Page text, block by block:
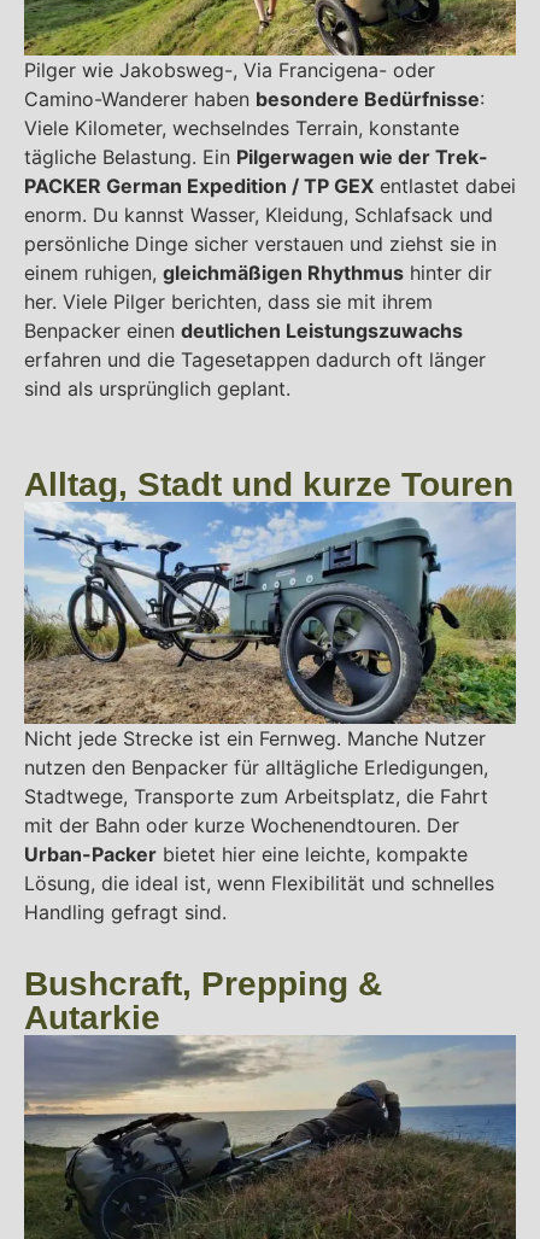
Pilger wie Jakobsweg-, Via Francigena- oder
Camino-Wanderer haben besondere Bedürfnisse:
Viele Kilometer, wechselndes Terrain, konstante
tägliche Belastung. Ein Pilgerwagen wie der Trek-
PACKER German Expedition / TP GEX entlastet dabei
enorm. Du kannst Wasser, Kleidung, Schlafsack und
persönliche Dinge sicher verstauen und ziehst sie in
einem ruhigen, gleichmäßigen Rhythmus hinter dir
her. Viele Pilger berichten, dass sie mit ihrem
Benpacker einen deutlichen Leistungszuwachs
erfahren und die Tagesetappen dadurch oft länger
sind als ursprünglich geplant.
Alltag, Stadt und kurze Touren
Nicht jede Strecke ist ein Fernweg. Manche Nutzer
nutzen den Benpacker für alltägliche Erledigungen,
Stadtwege, Transporte zum Arbeitsplatz, die Fahrt
mit der Bahn oder kurze Wochenendtouren. Der
Urban-Packer bietet hier eine leichte, kompakte
Lösung, die ideal ist, wenn Flexibilität und schnelles
Handling gefragt sind.
Bushcraft, Prepping &
Autarkie